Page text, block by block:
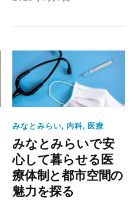
みなとみらい, 内科, 医療
みなとみらいで安
心して暮らせる医
療体制と都市空間の
魅力を探る